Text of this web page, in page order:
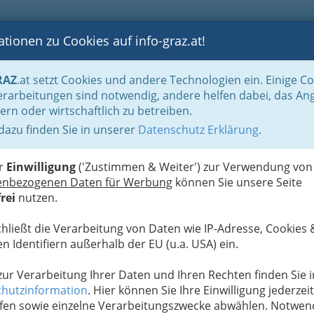
BLOGS FOTOS GASTRONOMIE BRANCHEN
zu Cookies auf info-graz.at!
.at setzt Cookies und andere Technologien ein. Einige
sind notwendig, andere helfen dabei, das
oder wirtschaftlich zu betreiben.
finden Sie in unserer Datenschutz Erklärung.
Einwilligung('Zustimmen & Weiter') zur Verwendung von
Daten für Werbung können Sie unsere Seite
nutzen.
die Verarbeitung von Daten wie IP-Adresse, Cookies
Identifiern außerhalb der EU (u.a. USA) ein.
Verarbeitung Ihrer Daten und Ihren Rechten finden Sie
. Hier können Sie Ihre Einwilligung jederzeit
sowie einzelne Verarbeitungszwecke abwählen.
Handel in Graz Dinge des täglichen Lebens Schuhhandel - Schuhe machen